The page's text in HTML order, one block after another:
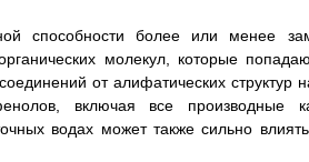
способности более или менее
молекул, которые
от алифатических структур
включая все производные
водах может также сильно